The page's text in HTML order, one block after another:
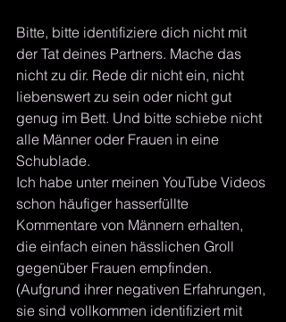
Bitte, bitte identifiziere dich nicht mit
der Tat deines Partners. Mache das
nicht zu dir. Rede dir nicht ein, nicht
liebenswert zu sein oder nicht gut
genug im Bett. Und bitte schiebe nicht
alle Männer oder Frauen in eine
Schublade.
Ich habe unter meinen YouTube Videos
schon häufiger hasserfüllte
Kommentare von Männern erhalten,
die einfach einen hässlichen Groll
gegenüber Frauen empfinden.
(Aufgrund ihrer negativen Erfahrungen,
sie sind vollkommen identifiziert mit